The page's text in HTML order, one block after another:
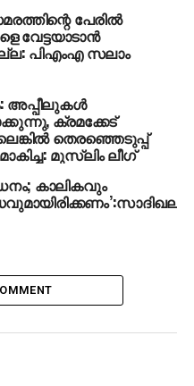
പേരില്‍
വേട്ടയാടാന്‍
പിഎംഎ സലാം
അപ്പീലുകള്‍
ക്രമക്കേട്
തെരഞ്ഞെടുപ്പ്
മുസ്‌ലിം ലീഗ്‌
കാലികവും